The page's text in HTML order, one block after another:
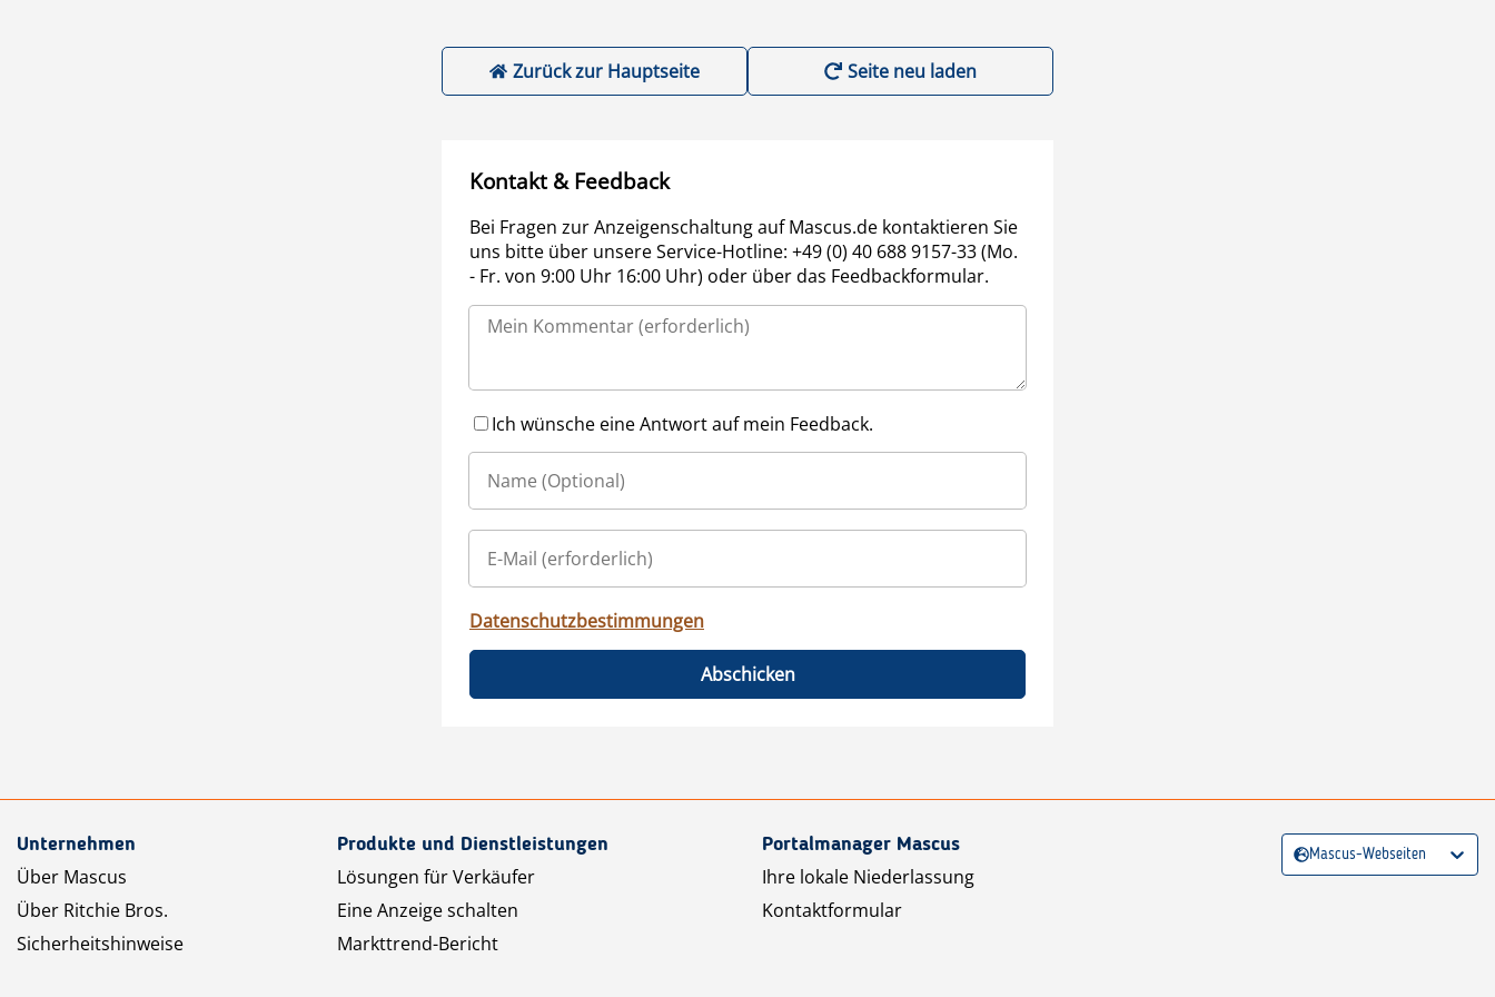
Zurück zur Hauptseite Seite neu laden
Kontakt & Feedback
Bei Fragen zur Anzeigenschaltung auf Mascus.de kontaktieren Sie
uns bitte über unsere Service-Hotline: +49 (0) 40 688 9157-33 (Mo.
- Fr. von 9:00 Uhr 16:00 Uhr) oder über das Feedbackformular.
Ich wünsche eine Antwort auf mein Feedback.
Datenschutzbestimmungen
Abschicken
Unternehmen
Über Mascus
Über Ritchie Bros.
Sicherheitshinweise
Produkte und Dienstleistungen
Lösungen für Verkäufer
Eine Anzeige schalten
Markttrend-Bericht
Portalmanager Mascus
Ihre lokale Niederlassung
Kontaktformular
Mascus-Webseiten